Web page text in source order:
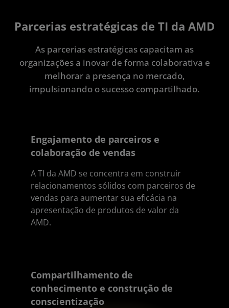
Parcerias estratégicas de TI da AMD
As parcerias estratégicas capacitam as
organizações a inovar de forma colaborativa e
melhorar a presença no mercado,
impulsionando o sucesso compartilhado.
Engajamento de parceiros e
colaboração de vendas
A TI da AMD se concentra em construir
relacionamentos sólidos com parceiros de
vendas para aumentar sua eficácia na
apresentação de produtos de valor da
AMD.
Compartilhamento de
conhecimento e construção de
conscientização